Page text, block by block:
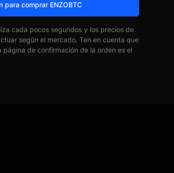
para comprar ENZOBTC
cada pocos segundos y los precios de
según el mercado. Ten en cuenta que
página de confirmación de la orden es el